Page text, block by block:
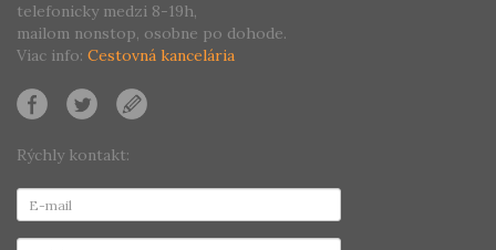
telefonicky medzi 8-19h,
mailom nonstop, osobne po dohode.
Viac info: Cestovná kancelária
Rýchly kontakt: